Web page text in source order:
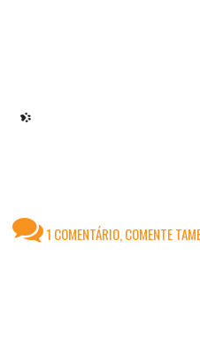
1 COMENTÁRIO, COMENTE